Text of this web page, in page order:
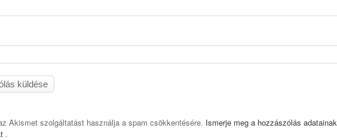
Akismet szolgáltatást használja a spam csökkentésére. Ismerje meg a hozzászólás adatainak
.